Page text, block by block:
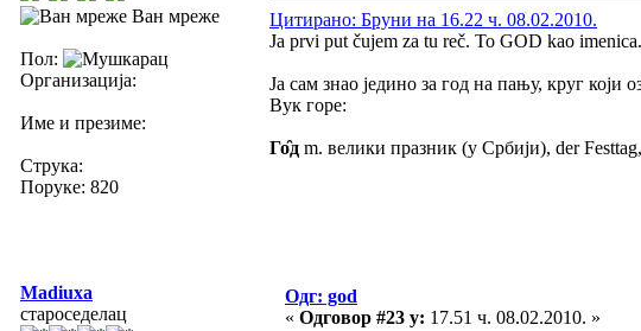
Ван мреже
Пол:
Организација:
Име и презиме:
Струка:
Поруке: 820
Цитирано: Бруни на 16.22 ч. 08.02.2010.
Ja prvi put čujem za tu reč. To GOD kao imenica.
Ја сам знао једино за год на пању, круг
Вук горе:
Го̑д m. велики празник (у Србији), der
Madiuxa
староседелац
Одг: god
« Одговор #23 у: 17.51 ч. 08.02.2010. »